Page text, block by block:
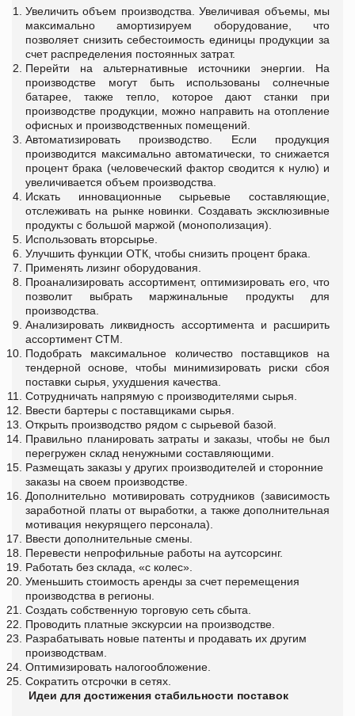
Увеличить объем производства. Увеличивая объемы, мы
максимально амортизируем оборудование, что
позволяет снизить себестоимость единицы продукции за
счет распределения постоянных затрат.
Перейти на альтернативные источники энергии. На
производстве могут быть использованы солнечные
батарее, также тепло, которое дают станки при
производстве продукции, можно направить на отопление
офисных и производственных помещений.
Автоматизировать производство. Если продукция
производится максимально автоматически, то снижается
процент брака (человеческий фактор сводится к нулю) и
увеличивается объем производства.
Искать инновационные сырьевые составляющие,
отслеживать на рынке новинки. Создавать эксклюзивные
продукты с большой маржой (монополизация).
Использовать вторсырье.
Улучшить функции ОТК, чтобы снизить процент брака.
Применять лизинг оборудования.
Проанализировать ассортимент, оптимизировать его, что
позволит выбрать маржинальные продукты для
производства.
Анализировать ликвидность ассортимента и расширить
ассортимент СТМ.
Подобрать максимальное количество поставщиков на
тендерной основе, чтобы минимизировать риски сбоя
поставки сырья, ухудшения качества.
Сотрудничать напрямую с производителями сырья.
Ввести бартеры с поставщиками сырья.
Открыть производство рядом с сырьевой базой.
Правильно планировать затраты и заказы, чтобы не был
перегружен склад ненужными составляющими.
Размещать заказы у других производителей и сторонние
заказы на своем производстве.
Дополнительно мотивировать сотрудников (зависимость
заработной платы от выработки, а также дополнительная
мотивация некурящего персонала).
Ввести дополнительные смены.
Перевести непрофильные работы на аутсорсинг.
Работать без склада, «с колес».
Уменьшить стоимость аренды за счет перемещения
производства в регионы.
Создать собственную торговую сеть сбыта.
Проводить платные экскурсии на производстве.
Разрабатывать новые патенты и продавать их другим
производствам.
Оптимизировать налогообложение.
Сократить отсрочки в сетях.
Идеи для достижения стабильности поставок